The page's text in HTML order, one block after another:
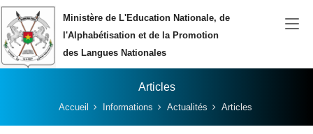
Aller au contenu principalMinistère de L'Education Nationale, de
l'Alphabétisation et de la Promotion
des Langues Nationales
Articles
Vous êtes ici:Accueil Informations Actualités Articles